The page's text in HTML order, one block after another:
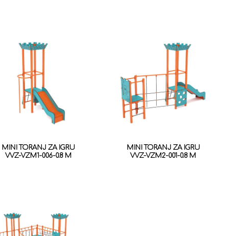
MINI TORANJ ZA IGRU
VVZ-VZM1-006-0.8 M
MINI TORANJ ZA IGRU
VVZ-VZM2-001-0.8 M